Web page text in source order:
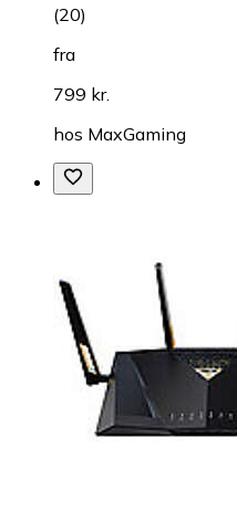
(20)
fra
799 kr.
hos MaxGaming